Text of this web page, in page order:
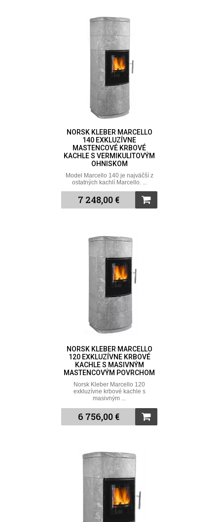
NORSK KLEBER MARCELLO
140 EXKLUZÍVNE
MASTENCOVÉ KRBOVÉ
KACHLE S VERMIKULITOVÝM
OHNISKOM
Model Marcello 140 je najväčší z
ostatných kachlí Marcello. ...
7 248,00 €
NORSK KLEBER MARCELLO
120 EXKLUZÍVNE KRBOVÉ
KACHLE S MASIVNÝM
MASTENCOVÝM POVRCHOM
Norsk Kleber Marcello 120
exkluzívne krbové kachle s
masivným ...
6 756,00 €